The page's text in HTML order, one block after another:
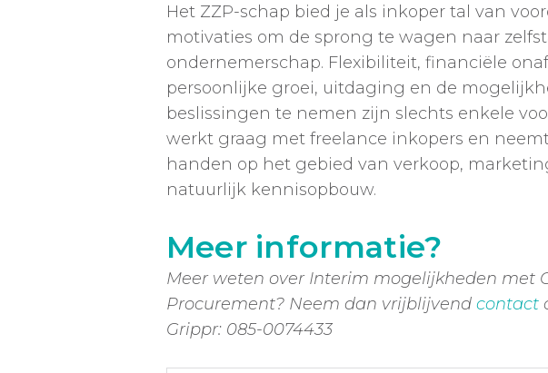
Het ZZP-schap bied je als inkoper tal van
motivaties om de sprong te wagen naar
ondernemerschap. Flexibiliteit, financiële
persoonlijke groei, uitdaging en de
beslissingen te nemen zijn slechts enkele
werkt graag met freelance inkopers en
handen op het gebied van verkoop,
natuurlijk kennisopbouw.
Meer informatie?
Meer weten over Interim mogelijkheden met
Procurement? Neem dan vrijblijvend contact
Grippr: 085-0074433